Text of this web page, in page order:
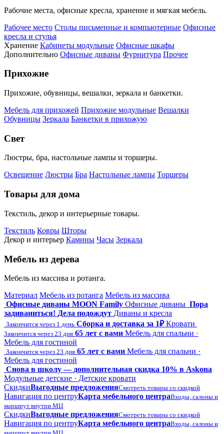
Рабочие места, офисные кресла, хранение и мягкая мебель.
Рабочее место Столы письменные и компьютерные Офисные
кресла и стулья
Хранение Кабинеты модульные Офисные шкафы
Дополнительно Офисные диваны Фурнитура Прочее
Прихожие
Прихожие, обувницы, вешалки, зеркала и банкетки.
Мебель для прихожей Прихожие модульные Вешалки
Обувницы Зеркала Банкетки в прихожую
Свет
Люстры, бра, настольные лампы и торшеры.
Освещение Люстры Бра Настольные лампы Торшеры
Товары для дома
Текстиль, декор и интерьерные товары.
Текстиль Ковры Шторы
Декор и интерьер Камины Часы Зеркала
Мебель из дерева
Мебель из массива и ротанга.
Материал Мебель из ротанга Мебель из массива
Офисные диваны MOON Family Офисные диваны Пора
задиваниться! Дела подождут Диваны и кресла
Закончится через 1 день Сборка и доставка за 1₽ Кровати
Закончится через 23 дня 65 лет с вами Мебель для спальни ·
Мебель для гостиной
Закончится через 23 дня 65 лет с вами Мебель для спальни ·
Мебель для гостиной
Снова в школу — дополнительная скидка 10% в Askona
Модульные детские · Детские кровати
СкидкиВыгодные предложенияСмотреть товары со скидкой
Навигация по центруКарта мебельного центраВходы, салоны и
маршрут внутри МЦ
СкидкиВыгодные предложенияСмотреть товары со скидкой
Навигация по центруКарта мебельного центраВходы, салоны и